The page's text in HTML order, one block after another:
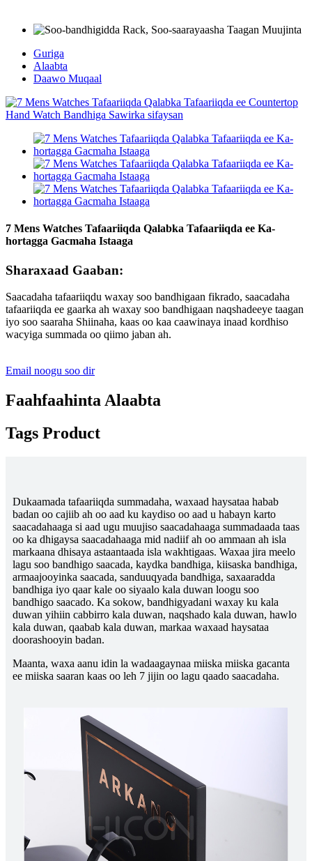
Guriga
Alaabta
Daawo Muqaal
7 Mens Watches Tafaariiqda Qalabka Tafaariiqda ee Ka-
hortagga Gacmaha Istaaga
Sharaxaad Gaaban:
Saacadaha tafaariiqdu waxay soo bandhigaan fikrado, saacadaha
tafaariiqda ee gaarka ah waxay soo bandhigaan naqshadeeye taagan
iyo soo saaraha Shiinaha, kaas oo kaa caawinaya inaad kordhiso
wacyiga summada oo qiimo jaban ah.
Email noogu soo dir
Faahfaahinta Alaabta
Tags Product
Dukaamada tafaariiqda summadaha, waxaad haysataa habab
badan oo cajiib ah oo aad ku kaydiso oo aad u habayn karto
saacadahaaga si aad ugu muujiso saacadahaaga summadaada taas
oo ka dhigaysa saacadahaaga mid nadiif ah oo ammaan ah isla
markaana dhisaya astaantaada isla wakhtigaas. Waxaa jira meelo
lagu soo bandhigo saacada, kaydka bandhiga, kiisaska bandhiga,
armaajooyinka saacada, sanduuqyada bandhiga, saxaaradda
bandhiga iyo qaar kale oo siyaalo kala duwan loogu soo
bandhigo saacado. Ka sokow, bandhigyadani waxay ku kala
duwan yihiin cabbirro kala duwan, naqshado kala duwan, hawlo
kala duwan, qaabab kala duwan, markaa waxaad haysataa
doorashooyin badan.
Maanta, waxa aanu idin la wadaagaynaa miiska miiska gacanta
ee miiska saaran kaas oo leh 7 jijin oo lagu qaado saacadaha.